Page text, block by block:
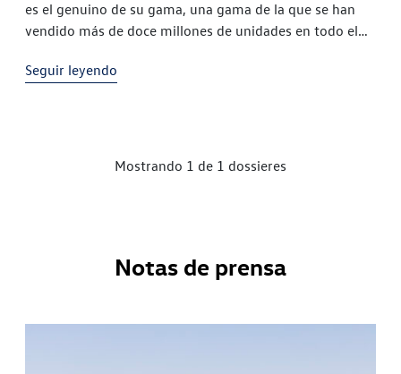
es el genuino de su gama, una gama de la que se han
vendido más de doce millones de unidades en todo el
nueva versión actualizada del T6 tiene ahora acceso a
Seguir leyendo
Mostrando 1 de 1 dossieres
Notas de prensa